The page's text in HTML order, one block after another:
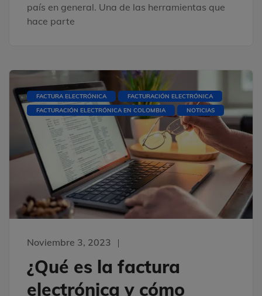
país en general. Una de las herramientas que
hace parte
FACTURA ELECTRÓNICA
FACTURACIÓN ELECTRÓNICA
FACTURACIÓN ELECTRÓNICA EN COLOMBIA
NOTICIAS
Noviembre 3, 2023
¿Qué es la factura
electrónica y cómo